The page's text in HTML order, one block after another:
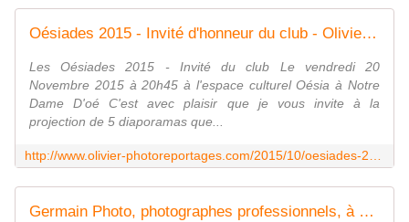
Oésiades 2015 - Invité d'honneur du club - Olivier Pain photographe reporter à Tours et Nantes, le blog
Les Oésiades 2015 - Invité du club Le vendredi 20
Novembre 2015 à 20h45 à l'espace culturel Oésia à Notre
Dame D'oé C'est avec plaisir que je vous invite à la
projection de 5 diaporamas que...
Germain Photo, photographes professionnels, à Tours (37)